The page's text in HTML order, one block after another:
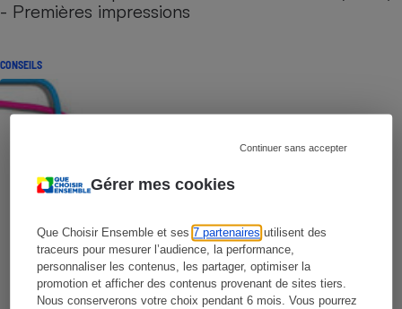
Gérer mes cookies
Que Choisir Ensemble et ses7 partenaires utilisent des
traceurs pour mesurer l’audience, la performance,
personnaliser les contenus, les partager, optimiser la
promotion et afficher des contenus provenant de sites tiers.
Nous conserverons votre choix pendant 6 mois. Vous pourrez
Continuer sans accepter
- Premières impressions
CONSEILS